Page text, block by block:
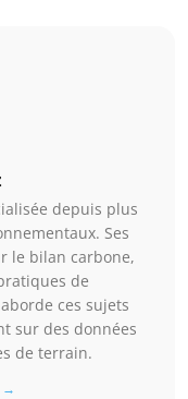
depuis plus
Ses
le bilan carbone,
de
ces sujets
sur des données
de terrain.
→